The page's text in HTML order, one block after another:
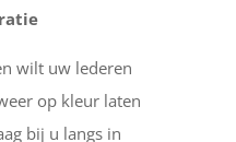
wilt uw lederen
op kleur laten
bij u langs in